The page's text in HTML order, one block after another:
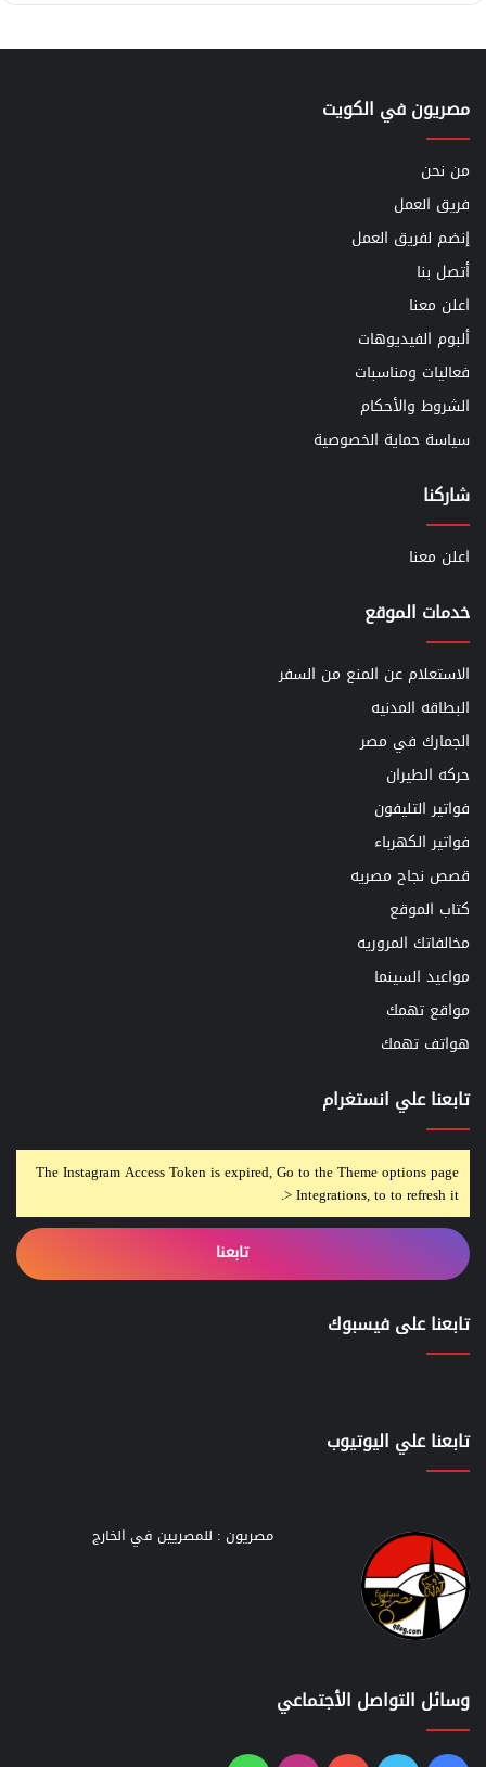
مصريون في الكويت
من نحن
فريق العمل
إنضم لفريق العمل
أتصل بنا
اعلن معنا
ألبوم الفيديوهات
فعاليات ومناسبات
الشروط والأحكام
سياسة حماية الخصوصية
شاركنا
اعلن معنا
خدمات الموقع
الاستعلام عن المنع من السفر
البطاقه المدنيه
الجمارك في مصر
حركه الطيران
فواتير التليفون
فواتير الكهرباء
قصص نجاح مصريه
كتاب الموقع
مخالفاتك المروريه
مواعيد السينما
مواقع تهمك
هواتف تهمك
تابعنا علي انستغرام
The Instagram Access Token is expired, Go to the Theme options page
> Integrations, to to refresh it.
تابعنا
تابعنا على فيسبوك
تابعنا علي اليوتيوب
مصريون : للمصريين في الخارج
وسائل التواصل الأجتماعي